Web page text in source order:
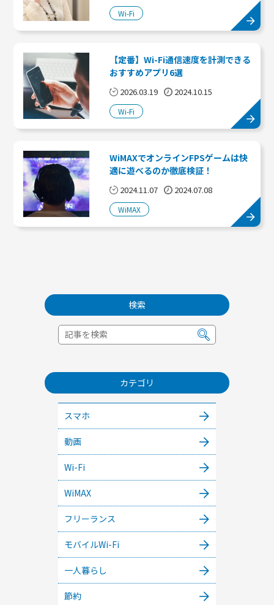
Wi-Fi
【定番】Wi-Fi通信速度を計測できる
おすすめアプリ6選
2026.03.19 2024.10.15
Wi-Fi
WiMAXでオンラインFPSゲームは快
適に遊べるのか徹底検証！
2024.11.07 2024.07.08
WiMAX
検索
カテゴリ
スマホ
動画
Wi-Fi
WiMAX
フリーランス
モバイルWi-Fi
一人暮らし
節約